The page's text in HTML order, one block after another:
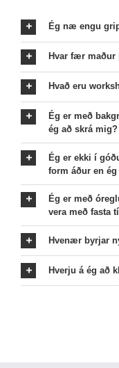
Ég næ engu
Hvar fær maður
Hvað eru
Ég er með
ég að skrá mig?
Ég er ekki í
form áður en
Ég er með
vera með fasta
Hvenær byrjar
Hverju á ég að